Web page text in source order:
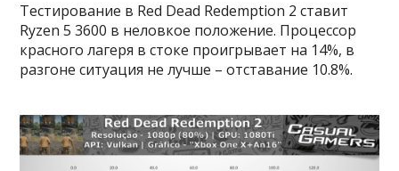
Тестирование в Red Dead Redemption 2 ставит
Ryzen 5 3600 в неловкое положение. Процессор
красного лагеря в стоке проигрывает на 14%, в
разгоне ситуация не лучше – отставание 10.8%.